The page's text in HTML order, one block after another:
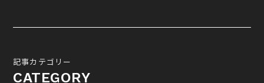
記事カテゴリー
CATEGORY